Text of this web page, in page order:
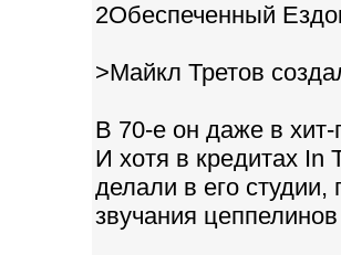
2Обеспеченный
>Майкл Третов
В 70-е он даже в
И хотя в кредитах In
делали в его студии,
звучания